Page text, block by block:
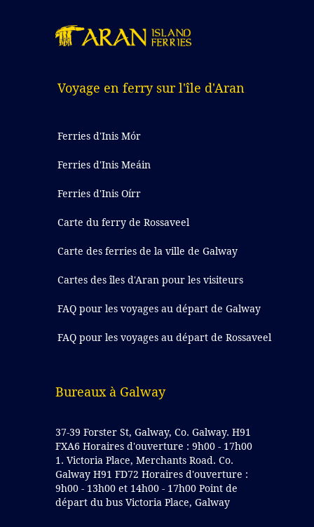
Voyage en ferry sur l'île d'Aran
Ferries d'Inis Mór
Ferries d'Inis Meáin
Ferries d'Inis Oírr
Carte du ferry de Rossaveel
Carte des ferries de la ville de Galway
Cartes des îles d'Aran pour les visiteurs
FAQ pour les voyages au départ de Galway
FAQ pour les voyages au départ de Rossaveel
Bureaux à Galway
37-39 Forster St, Galway, Co. Galway. H91
FXA6 Horaires d'ouverture : 9h00 - 17h00
1. Victoria Place, Merchants Road. Co.
Galway H91 FD72 Horaires d'ouverture :
9h00 - 13h00 et 14h00 - 17h00 Point de
départ du bus Victoria Place, Galway